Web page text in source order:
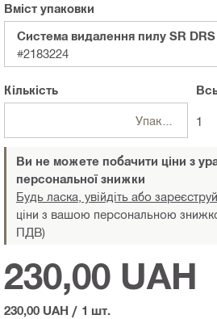
Вміст упаковки
Система видалення пилу SR DRS
#2183224
Кількість
Упаковки 1
Ви не можете побачити ціни з
персональної знижки
Будь ласка, увійдіть або
ціни з вашою персональною
ПДВ)
230,00 UAH
230,00 UAH / 1 шт.